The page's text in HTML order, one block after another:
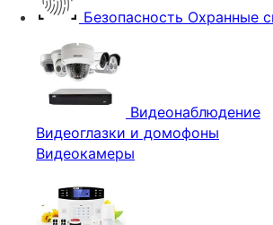
Безопасность Охранные
Видеонаблюдение
Видеоглазки и домофоны
Видеокамеры